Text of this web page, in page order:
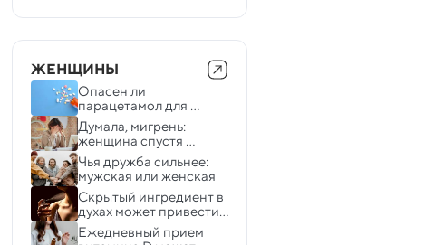
психического
ЖЕНЩИНЫ
Опасен ли
парацетамол для
беременных —
отвечают эксперты
Думала, мигрень:
женщина спустя
десятилетия узнала,
что у нее редкое
заболевание мозга
Чья дружба сильнее:
мужская или женская
Скрытый ингредиент в
духах может привести
к проблемам с
сердцем, ожирению и
Ежедневный прием